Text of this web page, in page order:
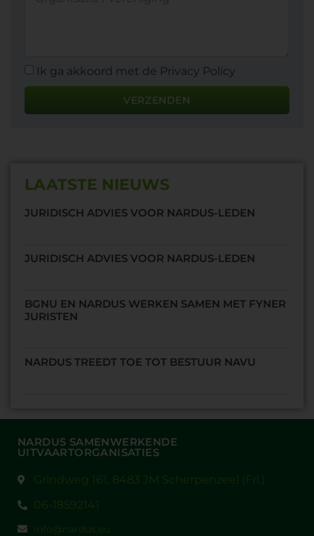
Ik ga akkoord met de Privacy Policy
VERZENDEN
LAATSTE NIEUWS
JURIDISCH ADVIES VOOR NARDUS-LEDEN
JURIDISCH ADVIES VOOR NARDUS-LEDEN
BGNU EN NARDUS WERKEN SAMEN MET FYNER
JURISTEN
NARDUS TREEDT TOE TOT BESTUUR NAVU
NARDUS SAMENWERKENDE
UITVAARTORGANISATIES
Grindweg 161, 8483 JM Scherpenzeel (Frl.)
06-18592141
info@nardus.eu